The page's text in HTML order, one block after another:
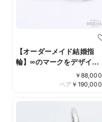
【オーダーメイド結婚指
輪】∞のマークをデザイン
に落とし込んだマリッジ
￥ 88,000
￥ 190,000
ペア